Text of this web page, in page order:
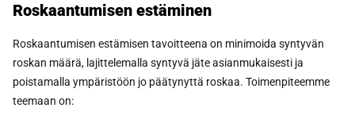
Roskaantumisen estäminen
Roskaantumisen estämisen tavoitteena on minimoida syntyvän
roskan määrä, lajittelemalla syntyvä jäte asianmukaisesti ja
poistamalla ympäristöön jo päätynyttä roskaa. Toimenpiteemme
teemaan on: